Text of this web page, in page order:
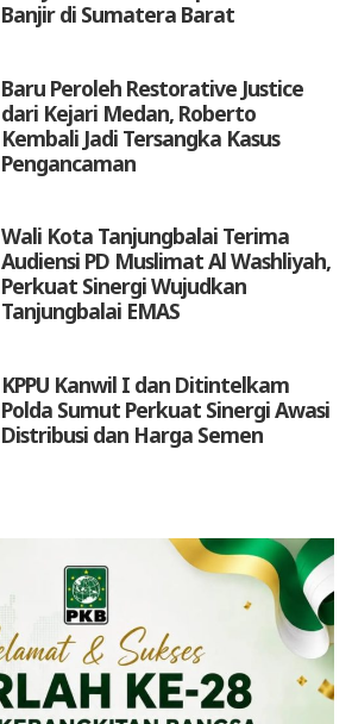
Banjir di Sumatera Barat
Baru Peroleh Restorative Justice
dari Kejari Medan, Roberto
Kembali Jadi Tersangka Kasus
Pengancaman
Wali Kota Tanjungbalai Terima
Audiensi PD Muslimat Al Washliyah,
Perkuat Sinergi Wujudkan
Tanjungbalai EMAS
KPPU Kanwil I dan Ditintelkam
Polda Sumut Perkuat Sinergi Awasi
Distribusi dan Harga Semen